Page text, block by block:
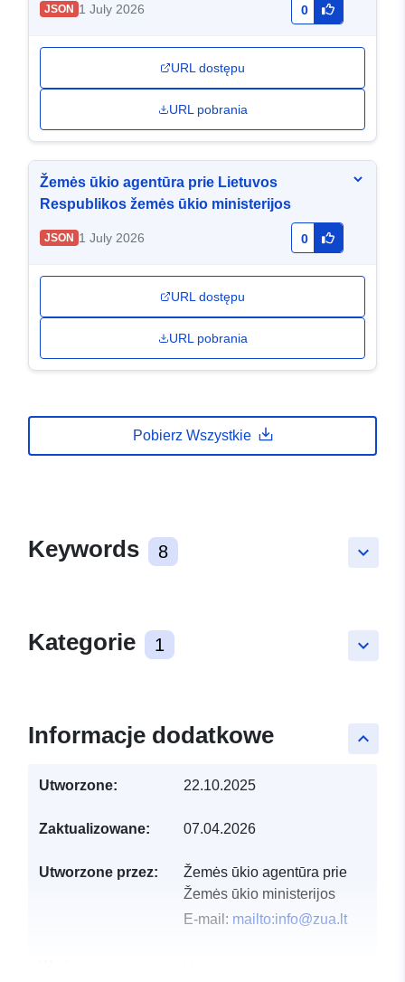
JSON 1 July 2026 0
URL dostępu
URL pobrania
Žemės ūkio agentūra prie Lietuvos
Respublikos žemės ūkio ministerijos
JSON 1 July 2026 0
URL dostępu
URL pobrania
Pobierz Wszystkie
keyboard_arrow_down
Keywords 8
keyboard_arrow_down
Kategorie 1
keyboard_arrow_up
Informacje dodatkowe
Utworzone: 22.10.2025
Zaktualizowane: 07.04.2026
Utworzone przez:
Žemės ūkio agentūra prie
Žemės ūkio ministerijos
E-mail: mailto:info@zua.lt